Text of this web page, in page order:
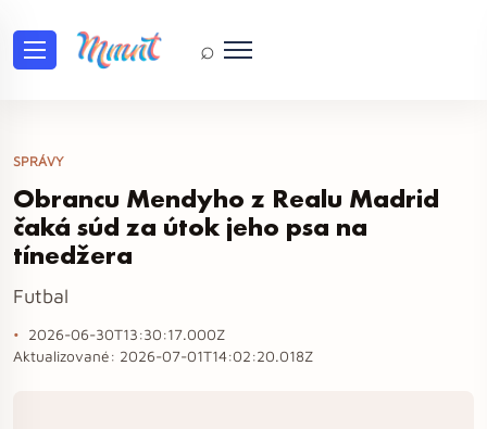
⌕
SPRÁVY
Obrancu Mendyho z Realu Madrid
čaká súd za útok jeho psa na
tínedžera
Futbal
2026-06-30T13:30:17.000Z
Aktualizované: 2026-07-01T14:02:20.018Z